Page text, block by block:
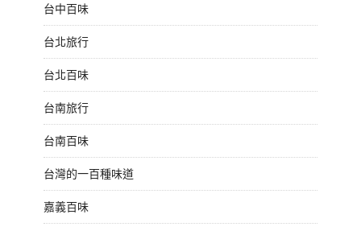
台中百味
台北旅行
台北百味
台南旅行
台南百味
台灣的一百種味道
嘉義百味